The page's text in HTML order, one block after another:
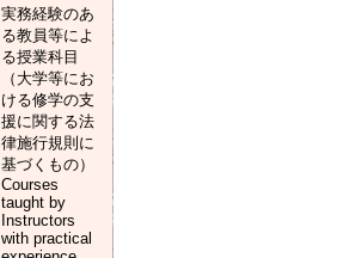
実務経験のあ
る教員等によ
る授業科目
（大学等にお
ける修学の支
援に関する法
律施行規則に
基づくもの）
Courses
taught by
Instructors
with practical